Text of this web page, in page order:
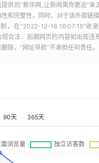
提供的“新华网_让新闻离你更近”来
和完整性，同时，对于该外部链
，在“2022-12-16 16:07:15”收
规合法，后期网页的内容如出现违
除，“ 网址导航”不承担任何责任。
90天 365天